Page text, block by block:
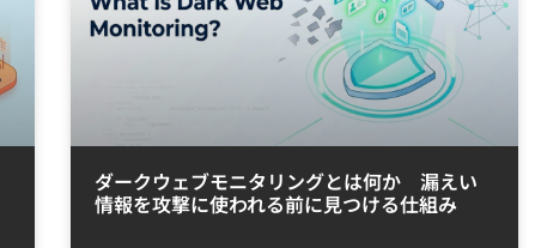
ダークウェブモニタリングとは何か 漏えい
情報を攻撃に使われる前に見つける仕組み